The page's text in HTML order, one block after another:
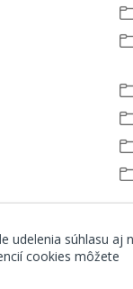
udelenia súhlasu aj
cookies môžete